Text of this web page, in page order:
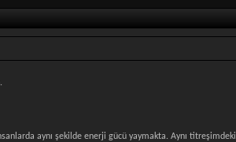
aynı şekilde enerji gücü yaymakta. Aynı